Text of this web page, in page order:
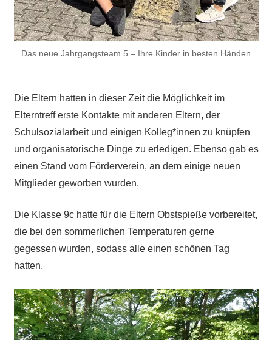
Das neue Jahrgangsteam 5 – Ihre Kinder in besten Händen
Die Eltern hatten in dieser Zeit die Möglichkeit im
Elterntreff erste Kontakte mit anderen Eltern, der
Schulsozialarbeit und einigen Kolleg*innen zu knüpfen
und organisatorische Dinge zu erledigen. Ebenso gab es
einen Stand vom Förderverein, an dem einige neuen
Mitglieder geworben wurden.
Die Klasse 9c hatte für die Eltern Obstspieße vorbereitet,
die bei den sommerlichen Temperaturen gerne
gegessen wurden, sodass alle einen schönen Tag
hatten.